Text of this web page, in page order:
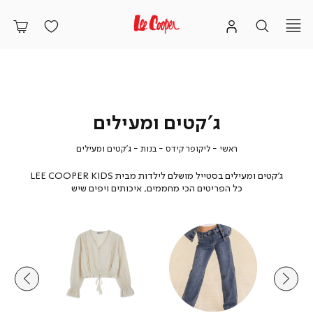
ג'קטים ומעילים
ראשי ראשי
ליקופר קידס ליקופר
בנות בנותג'קטים ומעיליםג'קטים
ג'קטים ומעילים בסטייל מושלם לילדות מבית LEE COOPER KIDS
כל הפריטים הכי מחממים, איכותים ויפים שיש